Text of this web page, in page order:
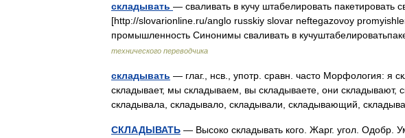
складывать — сваливать в кучу штабелировать пакетировать
[http://slovarionline.ru/anglo russkiy slovar neftegazovoy
промышленность Синонимы сваливать в
технического переводчика
складывать — глаг., нсв., употр. сравн. часто Морфология: я
складывает, мы складываем, вы складываете, они складывают,
складывала, складывало, складывали, складывающий,
СКЛАДЫВАТЬ — Высоко складывать кого. Жарг. угол. Одобр.